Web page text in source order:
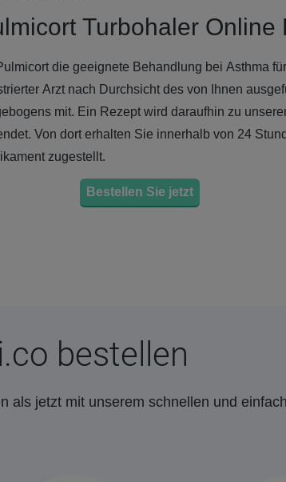
Turbohaler Online
die geeignete Behandlung bei Asthma
Arzt nach Durchsicht des von Ihnen
mit. Ein Rezept wird daraufhin zu
Von dort erhalten Sie innerhalb von 24
zugestellt.
Bestellen Sie jetzt
bestellen
als jetzt mit unserem schnellen und